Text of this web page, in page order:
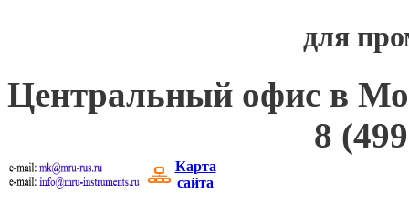
для
Центральный офис в
8
Карта
сайта